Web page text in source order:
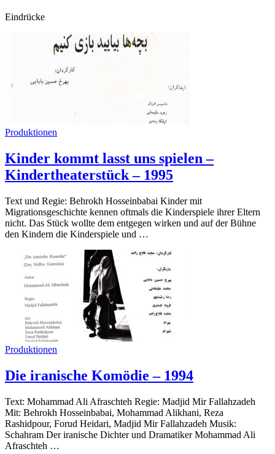
Eindrücke
Produktionen
Kinder kommt lasst uns spielen –
Kindertheaterstück – 1995
Text und Regie: Behrokh Hosseinbabai Kinder mit
Migrationsgeschichte kennen oftmals die Kinderspiele ihrer Eltern
nicht. Das Stück wollte dem entgegen wirken und auf der Bühne
den Kindern die Kinderspiele und …
Produktionen
Die iranische Komödie – 1994
Text: Mohammad Ali Afraschteh Regie: Madjid Mir Fallahzadeh
Mit: Behrokh Hosseinbabai, Mohammad Alikhani, Reza
Rashidpour, Forud Heidari, Madjid Mir Fallahzadeh Musik:
Schahram Der iranische Dichter und Dramatiker Mohammad Ali
Afraschteh …